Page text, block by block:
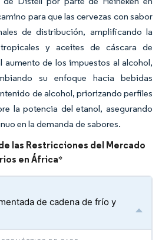
para que las cervezas con sabor
de distribución, amplificando la
y aceites de cáscara de
aumento de los impuestos al alcohol,
su enfoque hacia bebidas
de alcohol, priorizando perfiles
la potencia del etanol, asegurando
en la demanda de sabores.
las Restricciones del Mercado
en África*
de cadena de frío y